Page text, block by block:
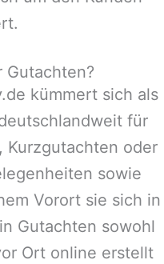
Gutachten?
kümmert sich als
für
Kurzgutachten oder
sowie
Vorort sie sich in
Gutachten sowohl
Ort online erstellt